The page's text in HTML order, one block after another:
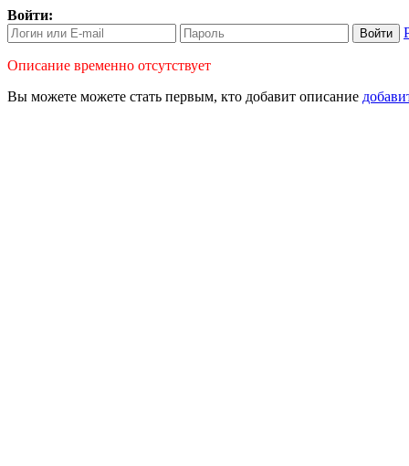
Войти:
Войти
Описание временно отсутствует
Вы можете можете стать первым, кто добавит описание